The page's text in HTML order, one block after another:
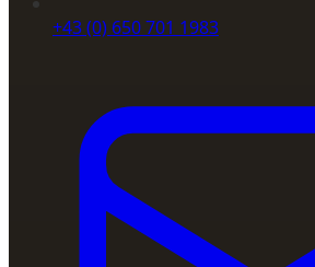
+43 (0) 650 701 1983